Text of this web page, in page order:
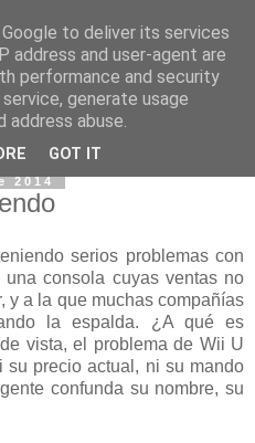
2014
serios problemas con
consola cuyas ventas no
y a la que muchas compañías
la espalda. ¿A qué es
vista, el problema de Wii U
precio actual, ni su mando
confunda su nombre, su
to deliver its services
address and user-agent are
performance and security
generate usage
abuse.
GOT IT